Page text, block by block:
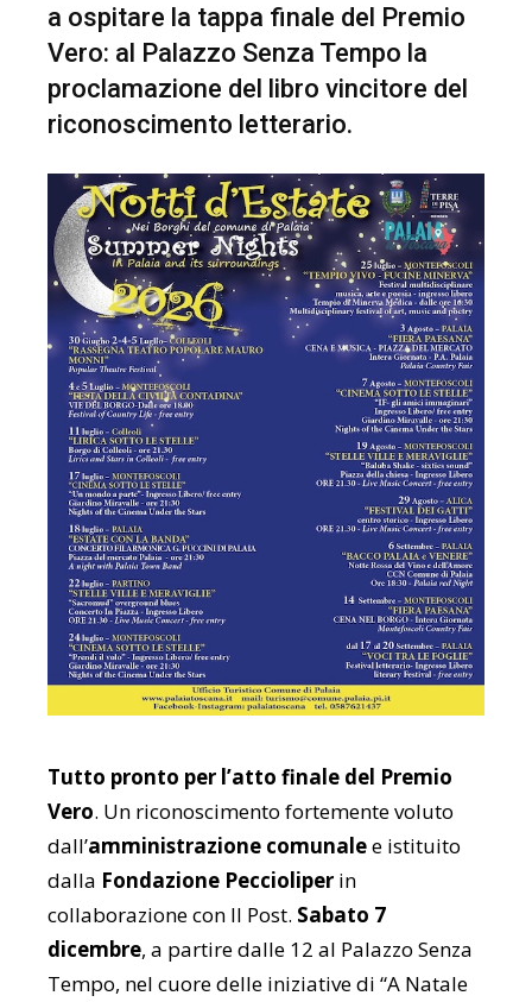
a ospitare la tappa finale del Premio
Vero: al Palazzo Senza Tempo la
proclamazione del libro vincitore del
riconoscimento letterario.
Tutto pronto per l’atto finale del Premio
Vero. Un riconoscimento fortemente voluto
dall’amministrazione comunalee istituito
dalla Fondazione Peccioliper in
collaborazione con Il Post. Sabato 7
dicembre, a partire dalle 12 al Palazzo Senza
Tempo, nel cuore delle iniziative di “A Natale